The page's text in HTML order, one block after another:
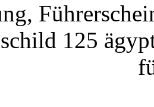
125